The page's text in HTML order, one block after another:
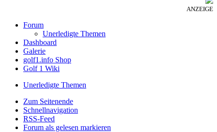
ANZEIGE
Forum
Unerledigte Themen
Dashboard
Galerie
golf1.info Shop
Golf 1 Wiki
Unerledigte Themen
Zum Seitenende
Schnellnavigation
RSS-Feed
Forum als gelesen markieren